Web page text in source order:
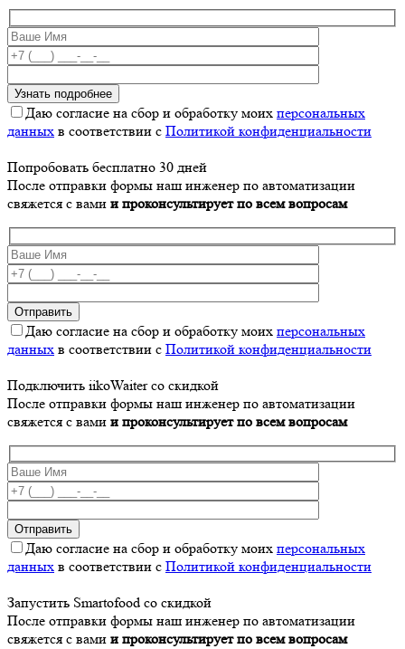
Даю согласие на сбор и обработку моих персональных
данных в соответствии с Политикой конфиденциальности
Попробовать бесплатно 30 дней
После отправки формы наш инженер по автоматизации
свяжется с вами и проконсультирует по всем вопросам
Даю согласие на сбор и обработку моих персональных
данных в соответствии с Политикой конфиденциальности
Подключить iikoWaiter со скидкой
После отправки формы наш инженер по автоматизации
свяжется с вами и проконсультирует по всем вопросам
Даю согласие на сбор и обработку моих персональных
данных в соответствии с Политикой конфиденциальности
Запустить Smartofood со скидкой
После отправки формы наш инженер по автоматизации
свяжется с вами и проконсультирует по всем вопросам